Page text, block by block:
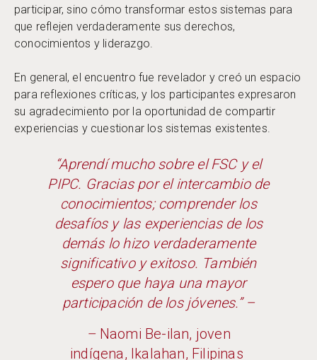
participar, sino cómo transformar estos sistemas para
que reflejen verdaderamente sus derechos,
conocimientos y liderazgo.
En general, el encuentro fue revelador y creó un espacio
para reflexiones críticas, y los participantes expresaron
su agradecimiento por la oportunidad de compartir
experiencias y cuestionar los sistemas existentes.
“Aprendí mucho sobre el FSC y el
PIPC. Gracias por el intercambio de
conocimientos; comprender los
desafíos y las experiencias de los
demás lo hizo verdaderamente
significativo y exitoso. También
espero que haya una mayor
participación de los jóvenes.” –
– Naomi Be-ilan, joven
indígena, Ikalahan, Filipinas